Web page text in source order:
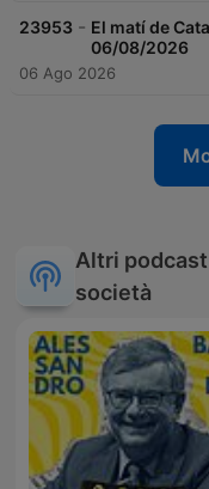
23953 - El matí de
06/08/2026
06 Ago 2026
Altri
società